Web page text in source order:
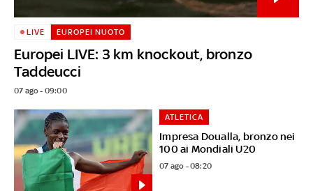
Europei LIVE: 3 km knockout, bronzo
Taddeucci
LIVE EUROPEI NUOTO
07 ago - 09:00
Impresa Doualla, bronzo nei
100 ai Mondiali U20
ATLETICA
07 ago - 08:20